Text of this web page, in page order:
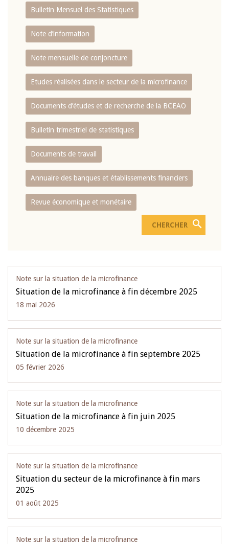
Bulletin Mensuel des Statistiques
Note d’information
Note mensuelle de conjoncture
Etudes réalisées dans le secteur de la microfinance
Documents d’études et de recherche de la BCEAO
Bulletin trimestriel de statistiques
Documents de travail
Annuaire des banques et établissements financiers
Revue économique et monétaire
Note sur la situation de la microfinance
Situation de la microfinance à fin décembre 2025
18 mai 2026
Note sur la situation de la microfinance
Situation de la microfinance à fin septembre 2025
05 février 2026
Note sur la situation de la microfinance
Situation de la microfinance à fin juin 2025
10 décembre 2025
Note sur la situation de la microfinance
Situation du secteur de la microfinance à fin mars
2025
01 août 2025
Note sur la situation de la microfinance